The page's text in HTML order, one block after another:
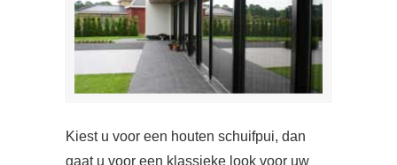
Kiest u voor een houten schuifpui, dan
gaat u voor een klassieke look voor uw